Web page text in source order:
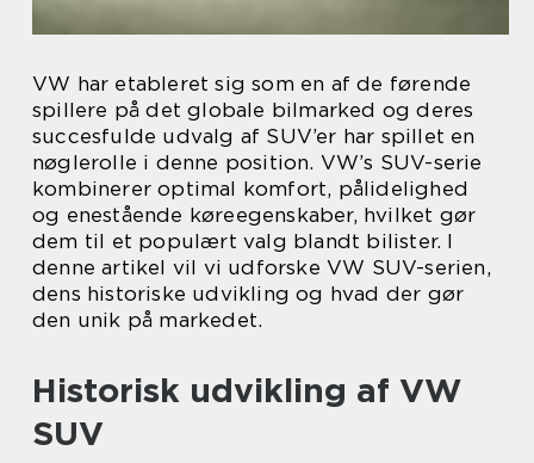
VW har etableret sig som en af de førende
spillere på det globale bilmarked og deres
succesfulde udvalg af SUV’er har spillet en
nøglerolle i denne position. VW’s SUV-serie
kombinerer optimal komfort, pålidelighed
og enestående køreegenskaber, hvilket gør
dem til et populært valg blandt bilister. I
denne artikel vil vi udforske VW SUV-serien,
dens historiske udvikling og hvad der gør
den unik på markedet.
Historisk udvikling af VW
SUV